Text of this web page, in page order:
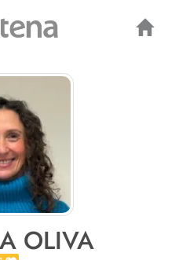
OLIVA